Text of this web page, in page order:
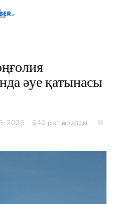
әуе қатынасы
2026
e
640 рет қаралды